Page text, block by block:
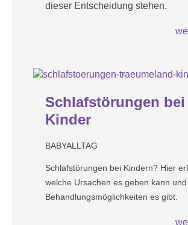
dieser Entscheidung stehen.
MAR
Schlafstörungen bei
Kinder
BABYALLTAG
Schlafstörungen bei Kindern? Hier
welche Ursachen es geben kann
Behandlungsmöglichkeiten es gibt.